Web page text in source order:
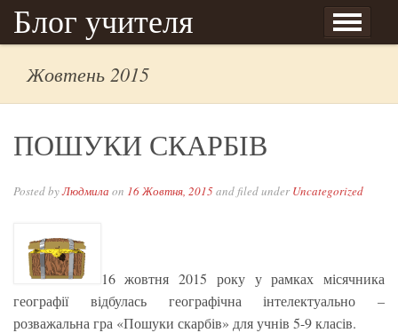
Блог учителя
географії та біології
Іщук Людмили
Skip to content
АКЦІЯ “ДЕРЕВО ДЛЯ МАЙБУТНЬОГО”
АКЦІЯ “Допоможемо птахам взимку”
АКЦІЯ “МІЙ ШЕВЧЕНКО”
Вітаємо!!!
Вічна пам’ять Небесній Сотні!
ВЕСНА ПРИЙШЛА!!!
ВИПУСК 2015
ДЕНЬ ЗУСТРІЧІ ПТАХІВ
Друзі “Колоска”
ЕКОЛОГІЧНЕ СВЯТО “ЩЕДРІ ОСЕНІ ДАРИ”
Епідемія почалася
ЗМІНИ У РОЗКЛАДІ !!!
КАНІКУЛИ!
Карантин!
КВІТНЕВІ УСМІШКИ ЯСЕНІВЧАН
КОЛОСОК-ВЕСНЯНИЙ 2016
ЛІСОВІ РОБІНЗОНИ
МІЖНАРОДНИЙ ЖІНОЧИЙ ДЕНЬ
МІЖНАРОДНИЙ ЖІНОЧИЙ ДЕНЬ
МІСЯЧНИК БІОЛОГІЇ
ОСТАННІЙ ДЗВОНИК
ПІД ЗНАКОМ КУПІДОНА
ПОШУКИ СКАРБІВ
САМОВРЯДУВАННЯ
Самоосвіта, як засіб підвищення професійної майстерності молодого вчителя
Увага!!!
ЦЯ ДИВНА ПРИРОДА
ЩО РОСТЕ НА ХЛІБНОМУ ДЕРЕВІ?
Жовтень 2015
ПОШУКИ СКАРБІВ
Posted byЛюдмила on 16 Жовтня, 2015and filed under Uncategorized
16 жовтня 2015 року у рамках місячника
географії відбулась географічна інтелектуально –
розважальна гра «Пошуки скарбів» для учнів 5-9 класів.